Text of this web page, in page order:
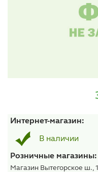
Интернет-магазин:
В наличии
Розничные магазины:
Магазин Вытегорское ш.,